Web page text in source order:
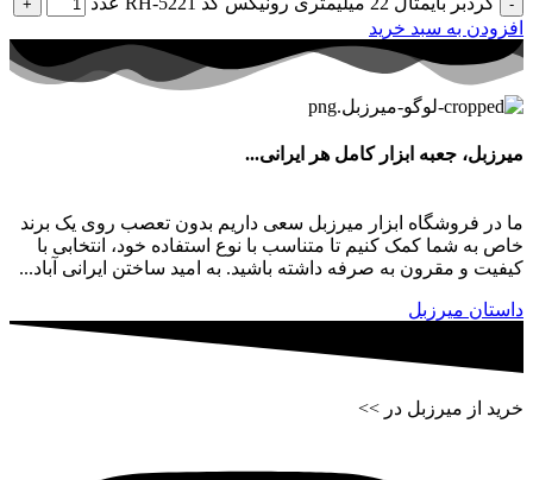
افزودن به سبد خرید
میرزبل، جعبه ابزار کامل هر ایرانی...
ما در فروشگاه ابزار میرزبل سعی داریم بدون تعصب روی یک برند
خاص به شما کمک کنیم تا متناسب با نوع استفاده خود، انتخابی با
کیفیت و مقرون به صرفه داشته باشید. به امید ساختن ایرانی آباد...
داستان میرزبل
خرید از میرزبل در >>